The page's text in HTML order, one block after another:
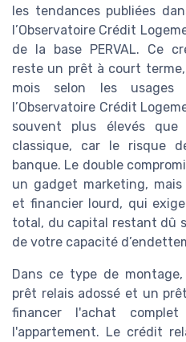
les tendances publiées
l’Observatoire Crédit
de la base PERVAL. Ce
reste un prêt à court
mois selon les usages
l’Observatoire Crédit
souvent plus élevés
classique, car le risque
banque. Le double
un gadget marketing,
et financier lourd, qui
total, du capital restant dû
de votre capacité
Dans ce type de
prêt relais adossé et un
financer l'achat
l'appartement. Le crédit